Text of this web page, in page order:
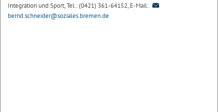
Integration und Sport, Tel.: (0421) 361-64152, E-Mail:
bernd.schneider@soziales.bremen.de